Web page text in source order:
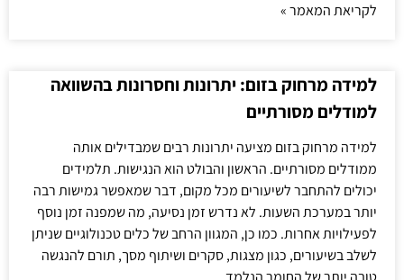
לקריאת המאמר »
למידה מרחוק בזום: יתרונות וחסרונות בהשוואה
למודלים מסורתיים
למידה מרחוק בזום מציעה יתרונות רבים שמבדילים אותה
ממודלים מסורתיים. הראשון והבולט הוא הנגישות. תלמידים
יכולים להתחבר לשיעורים מכל מקום, דבר שמאפשר גמישות רבה
יותר במערכת השעות. לא נדרש זמן נסיעה, מה שמפנה זמן נוסף
לפעילויות אחרות. כמו כן, המגוון הרחב של כלים טכנולוגיים שניתן
לשלב בשיעורים, כגון מצגות, סקרים ושיתוף מסך, תורם להנגשה